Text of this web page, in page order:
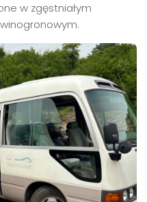
w zgęstniałym